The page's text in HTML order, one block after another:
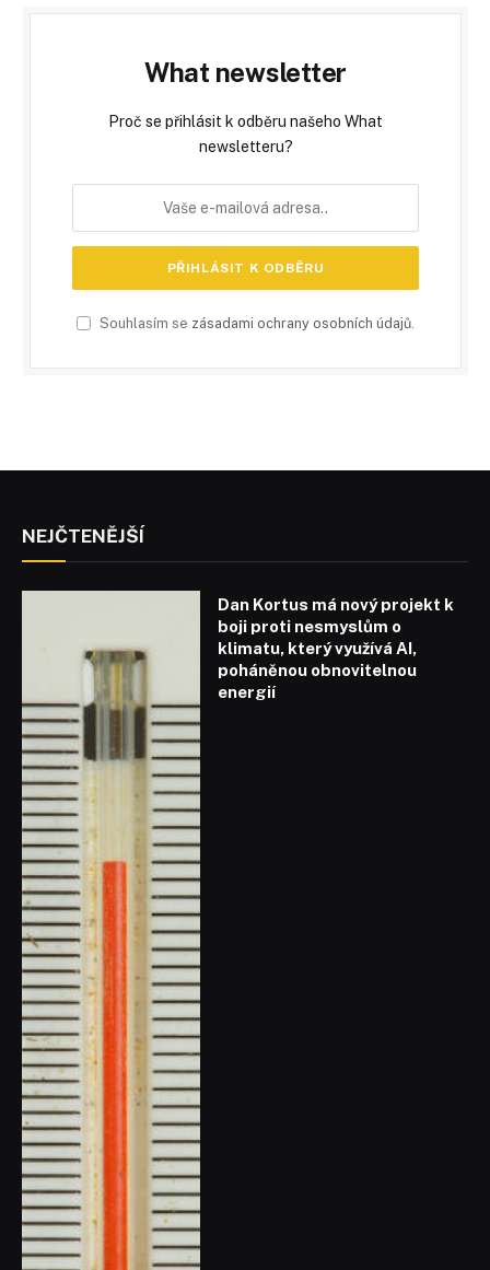
What newsletter
Proč se přihlásit k odběru našeho What
newsletteru?
Souhlasím se zásadami ochrany osobních údajů.
NEJČTENĚJŠÍ
Dan Kortus má nový projekt k
boji proti nesmyslům o
klimatu, který využívá AI,
poháněnou obnovitelnou
energií